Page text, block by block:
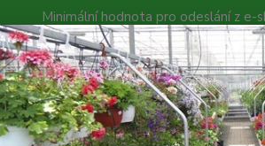
Minimální hodnota pro odeslání z e-
můžete čekat nejpozději v následujícím
Poradna Kontakty
Hledat